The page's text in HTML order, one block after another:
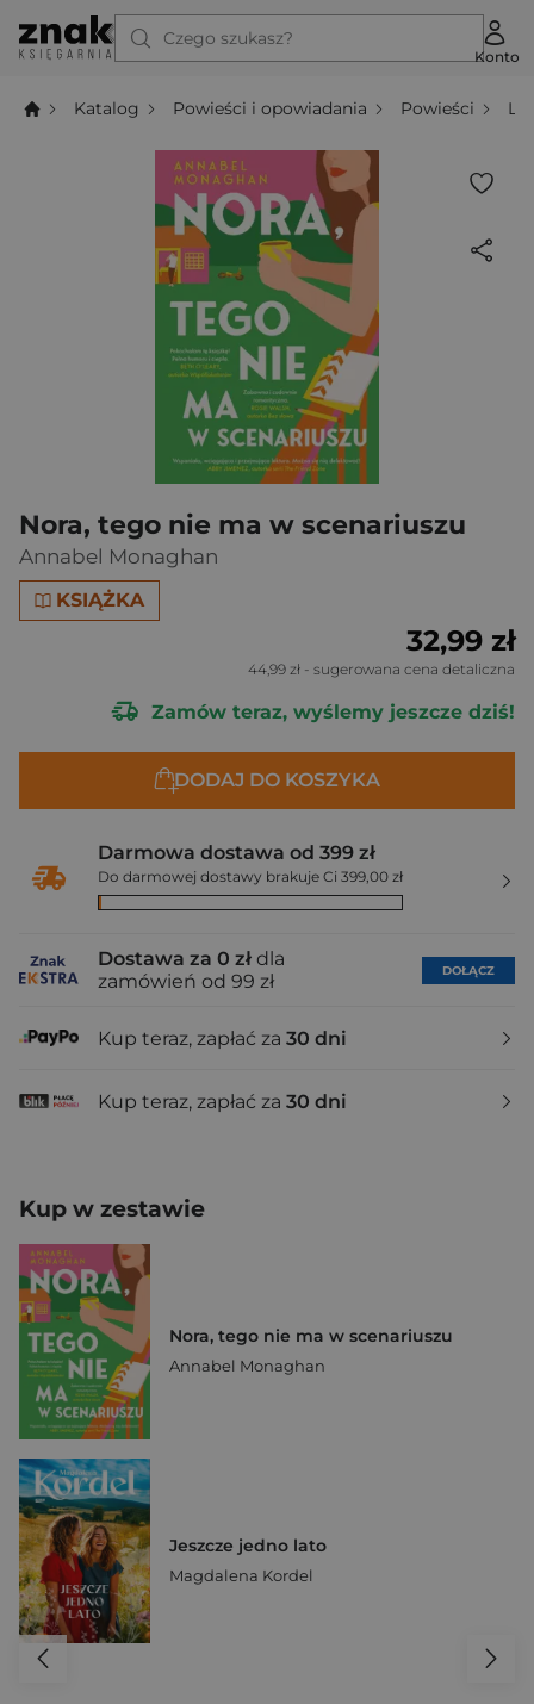
Czego szukasz?
Konto
Katalog Powieści i opowiadania Powieści
Nora, tego nie ma w scenariuszu
Annabel Monaghan
KSIĄŻKA
32,99 zł
44,99 zł - sugerowana cena detaliczna
Zamów teraz, wyślemy jeszcze dziś!
DODAJ DO KOSZYKA
Darmowa dostawa od 399 zł
Do darmowej dostawy brakuje Ci 399,00 zł
Dostawa za 0 zł dla
zamówień od 99 zł
DOŁĄCZ
Kup teraz, zapłać za 30 dni
Kup teraz, zapłać za 30 dni
Kup w zestawie
Nora, tego nie ma w scenariuszu
Annabel Monaghan
Jeszcze jedno lato
Magdalena Kordel